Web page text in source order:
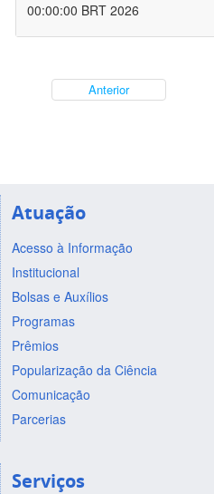
00:00:00 BRT 2026
Anterior
Atuação
Acesso à Informação
Institucional
Bolsas e Auxílios
Programas
Prêmios
Popularização da Ciência
Comunicação
Parcerias
Serviços